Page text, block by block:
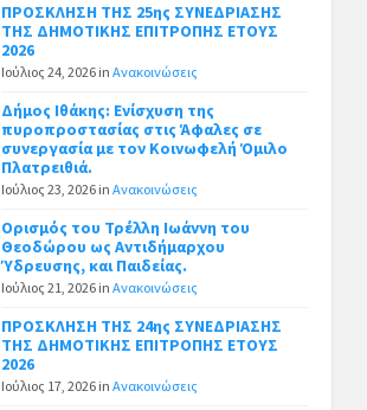
ΠΡΟΣΚΛΗΣΗ ΤΗΣ 25ης ΣΥΝΕΔΡΙΑΣΗΣ
ΤΗΣ ΔΗΜΟΤΙΚΗΣ ΕΠΙΤΡΟΠΗΣ ΕΤΟΥΣ
2026
Ιούλιος 24, 2026 inΑνακοινώσεις
Δήμος Ιθάκης: Ενίσχυση της
πυροπροστασίας στις Άφαλες σε
συνεργασία με τον Κοινωφελή Όμιλο
Πλατρειθιά.
Ιούλιος 23, 2026 inΑνακοινώσεις
Ορισμός του Τρέλλη Ιωάννη του
Θεοδώρου ως Αντιδήμαρχου
Ύδρευσης, και Παιδείας.
Ιούλιος 21, 2026 inΑνακοινώσεις
ΠΡΟΣΚΛΗΣΗ ΤΗΣ 24ης ΣΥΝΕΔΡΙΑΣΗΣ
ΤΗΣ ΔΗΜΟΤΙΚΗΣ ΕΠΙΤΡΟΠΗΣ ΕΤΟΥΣ
2026
Ιούλιος 17, 2026 inΑνακοινώσεις